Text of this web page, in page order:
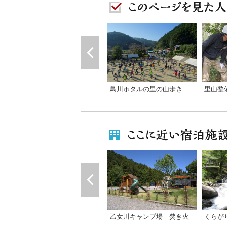
鳥川ホタルの里の山歩きイベント
乙女川キャンプ場 焚き火 くらが